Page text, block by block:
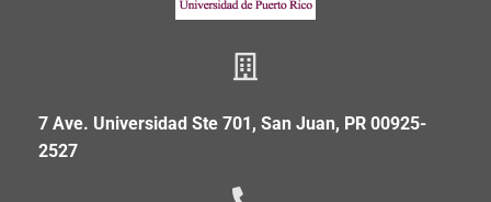
7 Ave. Universidad Ste 701, San Juan, PR 00925-
2527